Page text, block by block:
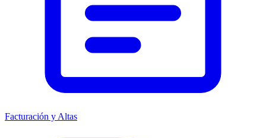
Facturación y Altas